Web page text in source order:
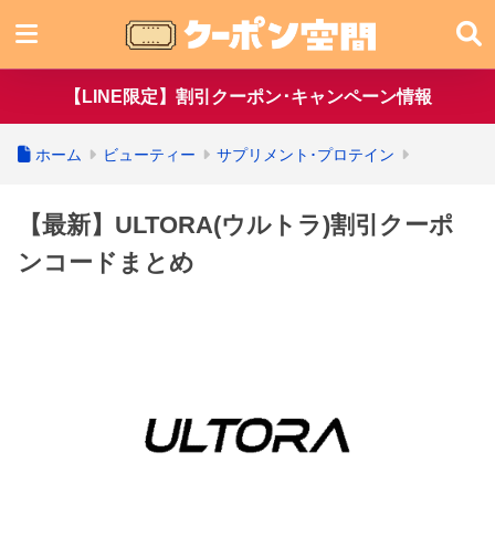
【LINE限定】割引クーポン･キャンペーン情報
ホーム ビューティー サプリメント･プロテイン
【最新】ULTORA(ウルトラ)割引クーポ
ンコードまとめ